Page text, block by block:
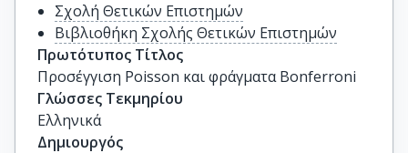
Σχολή Θετικών Επιστημών
Βιβλιοθήκη Σχολής Θετικών Επιστημών
Πρωτότυπος Τίτλος
Προσέγγιση Poisson και φράγματα Bonferroni
Γλώσσες Τεκμηρίου
Ελληνικά
Δημιουργός